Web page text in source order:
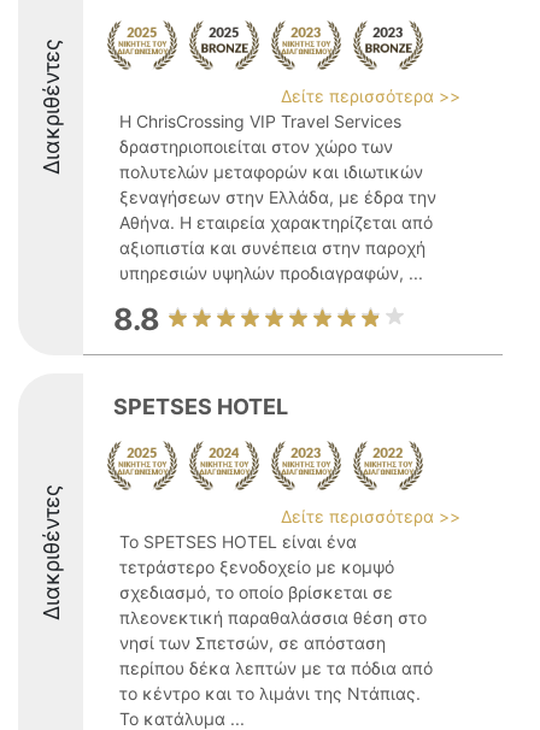
Διακριθέντες
Δείτε περισσότερα >>
Η ChrisCrossing VIP Travel Services
δραστηριοποιείται στον χώρο των
πολυτελών μεταφορών και ιδιωτικών
ξεναγήσεων στην Ελλάδα, με έδρα την
Αθήνα. Η εταιρεία χαρακτηρίζεται από
αξιοπιστία και συνέπεια στην παροχή
υπηρεσιών υψηλών προδιαγραφών, ...
8.8
Διακριθέντες
SPETSES HOTEL
Δείτε περισσότερα >>
Το SPETSES HOTEL είναι ένα
τετράστερο ξενοδοχείο με κομψό
σχεδιασμό, το οποίο βρίσκεται σε
πλεονεκτική παραθαλάσσια θέση στο
νησί των Σπετσών, σε απόσταση
περίπου δέκα λεπτών με τα πόδια από
το κέντρο και το λιμάνι της Ντάπιας.
Το κατάλυμα ...